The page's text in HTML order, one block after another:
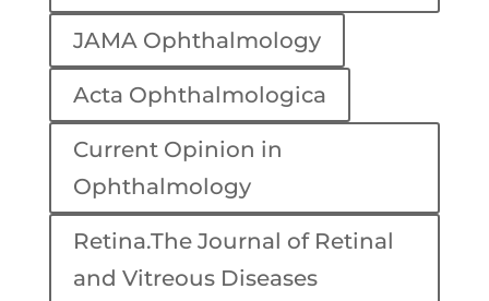
JAMA Ophthalmology
Acta Ophthalmologica
Current Opinion in
Ophthalmology
Retina.The Journal of Retinal
and Vitreous Diseases